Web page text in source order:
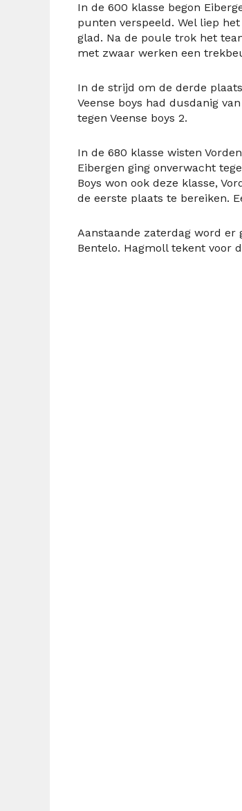
In de 600 klasse begon
punten verspeeld. Wel liep
glad. Na de poule trok het
met zwaar werken een
In de strijd om de derde
Veense boys had dusdanig
tegen Veense boys 2.
In de 680 klasse wisten
Eibergen ging onverwacht
Boys won ook deze klasse,
de eerste plaats te bereiken.
Aanstaande zaterdag word
Bentelo. Hagmoll tekent voor